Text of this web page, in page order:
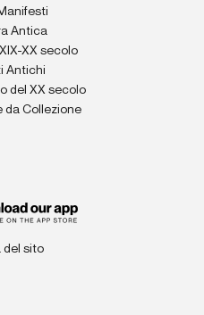
Antica
XX secolo
Antichi
del XX secolo
da Collezione
del sito